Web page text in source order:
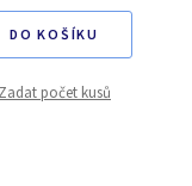
DO KOŠÍKU
Zadat počet kusů